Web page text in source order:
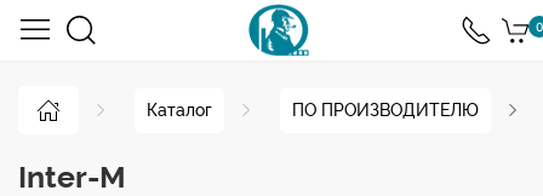
0
Каталог ПО ПРОИЗВОДИТЕЛЮ
Inter-M